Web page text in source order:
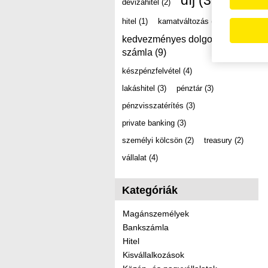
devizahitel (2)
hitel (1) kamatváltozás (2)
kedvezményes dolgozói
számla (9)
készpénzfelvétel (4)
lakáshitel (3) pénztár (3)
pénzvisszatérítés (3)
private banking (3)
személyi kölcsön (2) treasury (2)
vállalat (4)
Kategóriák
Magánszemélyek
Bankszámla
Hitel
Kisvállalkozások